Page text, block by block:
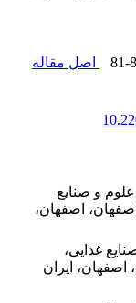
81-
اصل مقاله
و صنایع
اصفهان،
غذایی،
ایران